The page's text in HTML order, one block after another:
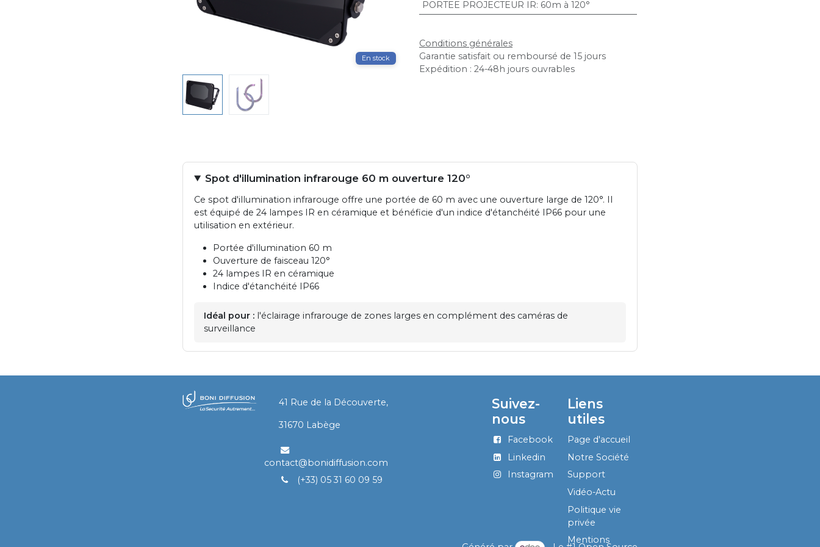
En stock
PORTEE PROJECTEUR IR: 60m à 120°
Conditions générales
Garantie satisfait ou remboursé de 15 jours
Expédition : 24-48h jours ouvrables
Spot d'illumination infrarouge 60 m ouverture 120°
Ce spot d'illumination infrarouge offre une portée de 60 m avec une ouverture large de 120°. Il
est équipé de 24 lampes IR en céramique et bénéficie d'un indice d'étanchéité IP66 pour une
utilisation en extérieur.
Portée d'illumination 60 m
Ouverture de faisceau 120°
24 lampes IR en céramique
Indice d'étanchéité IP66
Idéal pour : l'éclairage infrarouge de zones larges en complément des caméras de
surveillance
​41 Rue de la Découverte,
​31670 Labège
contact@bonidiffusion.com
(+33) 05 31 60 09 59
Liens
utiles
Page d'accueil
Notre Société
Support
Vidéo-Actu
Politique vie
privée
Mentions
Suivez-
nous
Facebook
Linkedin
Instagram